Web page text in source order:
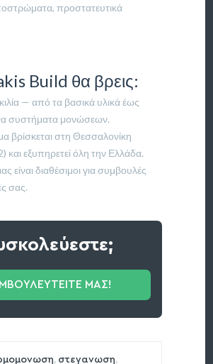
προστατευτικά
Build θα βρεις:
— από τα βασικά υλικά έως
συστήματα μονώσεων.
βρίσκεται στη Θεσσαλονίκη
και εξυπηρετεί όλη την Ελλάδα.
είναι διαθέσιμοι για συμβουλές
σας.
ΜΑΣ!
, στεγανωση,